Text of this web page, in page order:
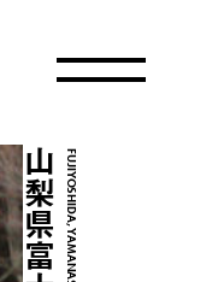
FUJIYOSHIDA,YAMANASHI